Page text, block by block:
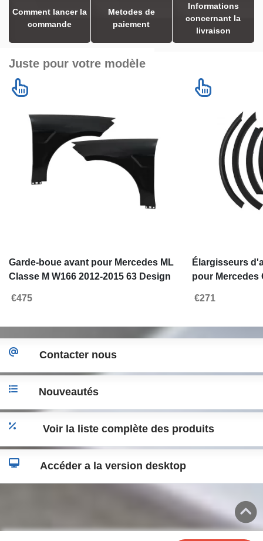
Comment lancer la
commande
Metodes de
paiement
Informations
concernant la
livraison
Juste pour votre modèle
Garde-boue avant pour Mercedes ML
Classe M W166 2012-2015 63 Design
€475
Élargisseurs
pour Mercedes
€271
Contacter nous
Nouveautés
Voir la liste complète des produits
Accéder a la version desktop